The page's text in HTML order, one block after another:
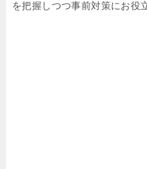
を把握しつつ事前対策にお役